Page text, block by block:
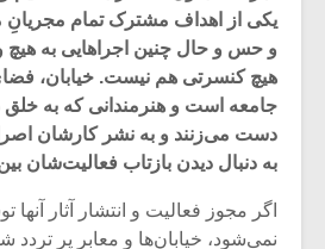
یکی از اهداف مشترک تمام
و حس و حال چنین اجراهایی به هیچ
هیچ کنسرتی هم نیست. خیابان‌،
جامعه است و هنرمندانی که به
دست می‌زنند و به نشر کارشان
به دنبال دیدن بازتاب فعالیت‌شان
اگر مجوز فعالیت و انتشار آثار
نمی‌شود، خیابان‌ها و معابر پر تردد